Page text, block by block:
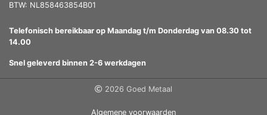
BTW: NL858463854B01
Telefonisch bereikbaar op Maandag t/m Donderdag van 08.30 tot
14.00
Snel geleverd binnen 2-6 werkdagen
2026 Goed Metaal
Algemene voorwaarden